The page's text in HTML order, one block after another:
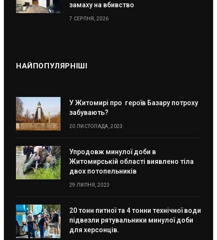
замаху на вбивство
7 СЕРПНЯ, 2026
НАЙПОПУЛЯРНІШІ
У Житомирі про героїв Базару потроху
забувають?
20 ЛИСТОПАДА, 2023
Упродовж минулої доби в
Житомирській області виявлено тіла
двох потопельників
29 ЛИПНЯ, 2023
20 тонн питної та 4 тонни технічної води
підвезли рятувальники минулої доби
для херсонців.